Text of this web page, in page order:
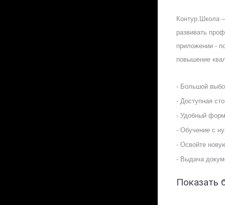
Контур.Школа
развивать
приложении -
повышение
- Большой
- Доступная
- Удобный
- Обучение с
- Освойте
- Выдача
Показать